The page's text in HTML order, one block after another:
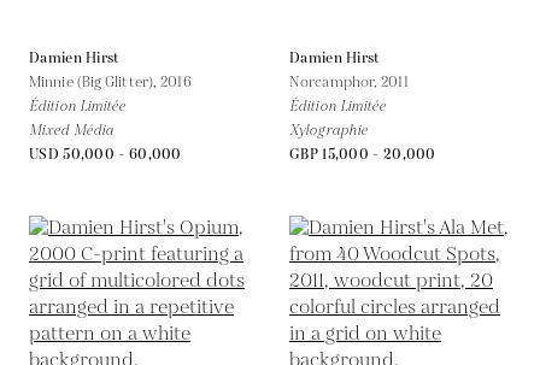
Damien Hirst
Minnie (Big Glitter),2016
Édition Limitée
Mixed Média
USD 50,000 - 60,000
Damien Hirst
Norcamphor,2011
Édition Limitée
Xylographie
GBP 15,000 - 20,000